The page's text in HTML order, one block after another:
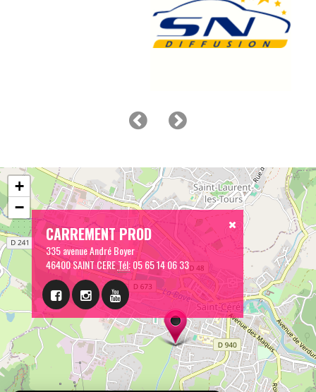
CARREMENT PROD
335 avenue André Boyer
46400 SAINT CERETél:05 65 14 06 33
+
−